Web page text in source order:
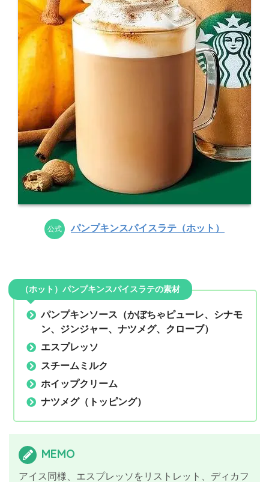
公式 パンプキンスパイスラテ（ホット）
（ホット）パンプキンスパイスラテの素材
パンプキンソース（かぼちゃピューレ、シナモ
ン、ジンジャー、ナツメグ、クローブ）
エスプレッソ
スチームミルク
ホイップクリーム
ナツメグ（トッピング）
MEMO
アイス同様、エスプレッソをリストレット、ディカフ